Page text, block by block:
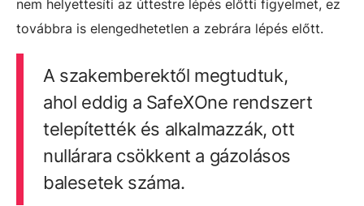
nem helyettesíti az úttestre lépés előtti figyelmet, ez
továbbra is elengedhetetlen a zebrára lépés előtt.
A szakemberektől megtudtuk,
ahol eddig a SafeXOne rendszert
telepítették és alkalmazzák, ott
nullárara csökkent a gázolásos
balesetek száma.